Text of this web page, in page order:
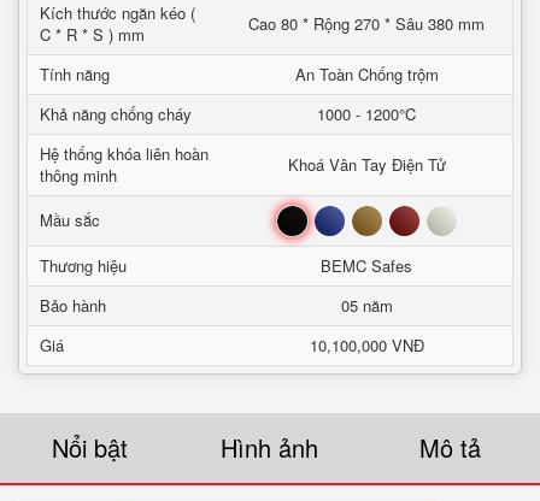
Kích thước ngăn kéo (
C * R * S ) mm
Cao 80 * Rộng 270 * Sâu 380 mm
Tính năng
An Toàn Chống trộm
Khả năng chống cháy
1000 - 1200°C
Hệ thống khóa liên hoàn
thông minh
Khoá Vân Tay Điện Tử
Mầu sắc Đen Xanh Nâu Đỏ Trắng
Thương hiệu
BEMC Safes
Bảo hành
05 năm
Giá
10,100,000 VNĐ
Nổi bật Hình ảnh Mô tả